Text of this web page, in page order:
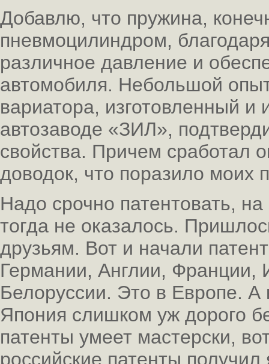
Добавлю, что пружина,
пневмоцилиндром,
различное давление и
автомобиля. Небольшой
вариатора, изготовленный
автозаводе «ЗИЛ»,
свойства. Причем сработал
доводок, что поразило моих
Надо срочно патентовать,
тогда не оказалось.
друзьям. Вот и начали
Германии, Англии,
Белоруссии. Это в Европе.
Япония слишком уж дорого
патенты умеет мастерски,
российские патенты